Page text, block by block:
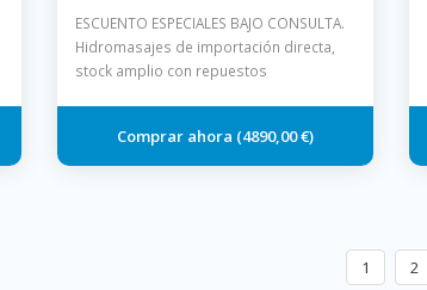
ESCUENTO ESPECIALES BAJO CONSULTA.
Hidromasajes de importación directa,
stock amplio con repuestos
4890,00 €
1 2